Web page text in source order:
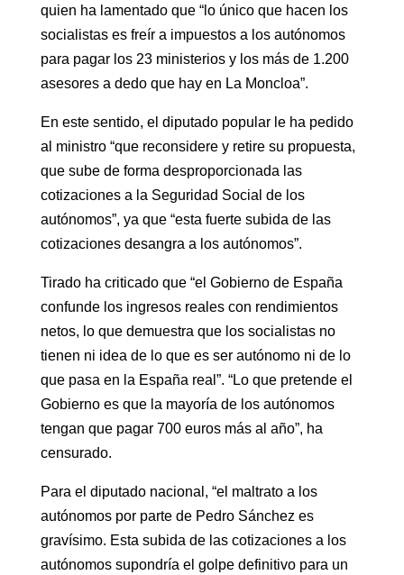
quien ha lamentado que “lo único que hacen los
socialistas es freír a impuestos a los autónomos
para pagar los 23 ministerios y los más de 1.200
asesores a dedo que hay en La Moncloa”.
En este sentido, el diputado popular le ha pedido
al ministro “que reconsidere y retire su propuesta,
que sube de forma desproporcionada las
cotizaciones a la Seguridad Social de los
autónomos”, ya que “esta fuerte subida de las
cotizaciones desangra a los autónomos”.
Tirado ha criticado que “el Gobierno de España
confunde los ingresos reales con rendimientos
netos, lo que demuestra que los socialistas no
tienen ni idea de lo que es ser autónomo ni de lo
que pasa en la España real”. “Lo que pretende el
Gobierno es que la mayoría de los autónomos
tengan que pagar 700 euros más al año”, ha
censurado.
Para el diputado nacional, “el maltrato a los
autónomos por parte de Pedro Sánchez es
gravísimo. Esta subida de las cotizaciones a los
autónomos supondría el golpe definitivo para un